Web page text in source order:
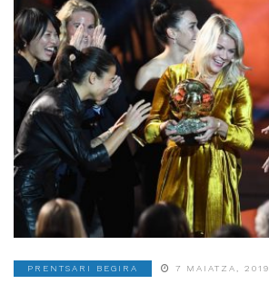
PRENTSARI BEGIRA 7 MAIATZA, 2019